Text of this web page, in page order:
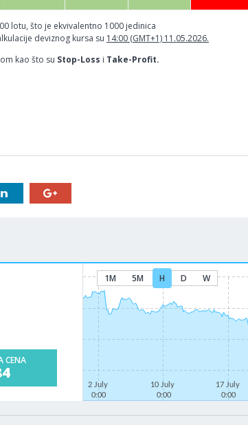
lotu, što je ekvivalentno 1000 jedinica
deviznog kursa su 14:00 (GMT+1) 11.05.2026.
kao što su Stop-Loss i Take-Profit.
CENA
1M 5M H D W
2 July
0:00
10 July
0:00
17 July
0:00